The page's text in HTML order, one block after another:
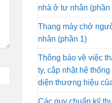
nhà ở tư nhân (phần
Thang máy chở
nhân (phần 1)
Thông báo về việc
ty, cập nhật hệ
diện thương hiệu
Các quy chuẩn kỹ